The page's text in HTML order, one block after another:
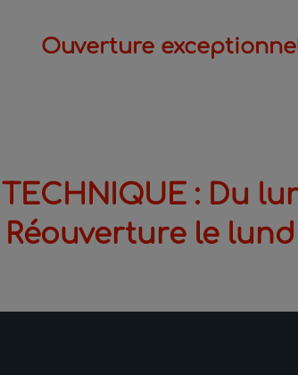
Ouverture
TECHNIQUE : Du
Réouverture le